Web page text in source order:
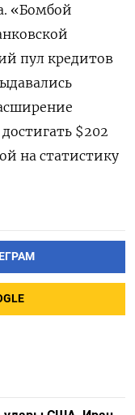
«Бомбой
пул кредитов
$202
на статистику